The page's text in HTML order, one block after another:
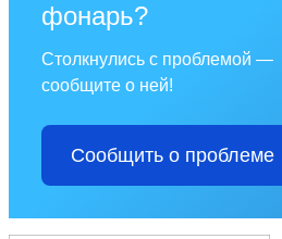
фонарь?
Столкнулись с проблемой —
сообщите о ней!
Сообщить о проблеме